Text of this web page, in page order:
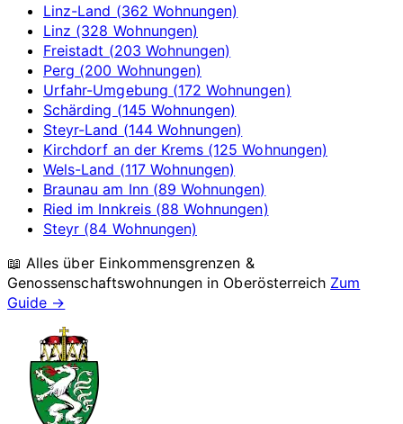
Linz-Land (362 Wohnungen)
Linz (328 Wohnungen)
Freistadt (203 Wohnungen)
Perg (200 Wohnungen)
Urfahr-Umgebung (172 Wohnungen)
Schärding (145 Wohnungen)
Steyr-Land (144 Wohnungen)
Kirchdorf an der Krems (125 Wohnungen)
Wels-Land (117 Wohnungen)
Braunau am Inn (89 Wohnungen)
Ried im Innkreis (88 Wohnungen)
Steyr (84 Wohnungen)
📖 Alles über Einkommensgrenzen &
Genossenschaftswohnungen in Oberösterreich Zum
Guide →